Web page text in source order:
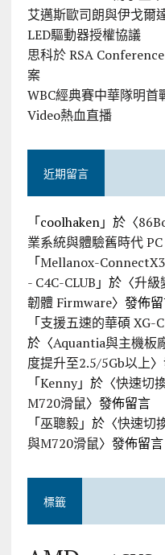
艾邁斯歐司朗與伊戈爾
LED驅動器授權協議
思科於 RSA
案
WBC經典賽中華隊明
Video熱血直播
近期留言
「coolhaken」於〈
業系統與體驗舊時代
「Mellanox-
- C4C-CLUB 」於〈升級
韌體 Firmware〉發佈
「支援五速的華碩 XG-
於〈Aquantia與主機板
度提升至2.5/5Gb以上
「Kenny」於〈快速切
M720滑鼠〉發佈留言
「巫聰毅」於〈快速切
與M720滑鼠〉發佈留言
標籤